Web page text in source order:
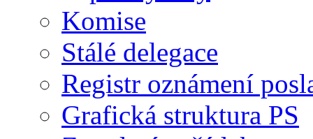
Komise
Stálé delegace
Registr oznámení
Grafická struktura PS